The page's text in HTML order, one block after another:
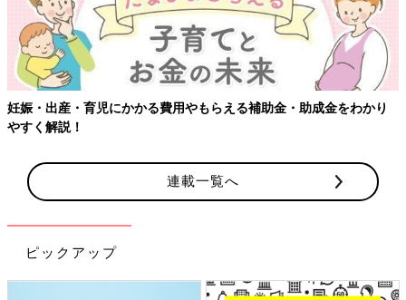
妊娠・出産・育児にかかる費用やもらえる補助金・助成金をわかり
やすく解説！
連載一覧へ
ピックアップ